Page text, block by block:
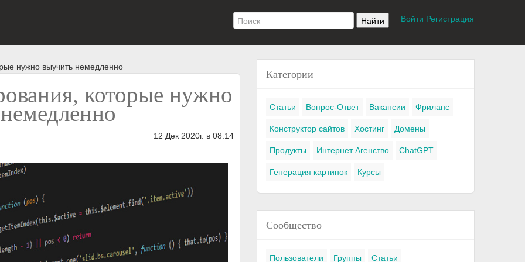
Войти Регистрация
нужно выучить немедленно
которые нужно
12 Дек 2020г. в 08:14
Категории
Статьи Вопрос-Ответ Вакансии Фриланс
Конструктор сайтов Хостинг Домены
Продукты Интернет Агенство ChatGPT
Генерация картинок Курсы
Сообщество
Пользователи Группы Статьи